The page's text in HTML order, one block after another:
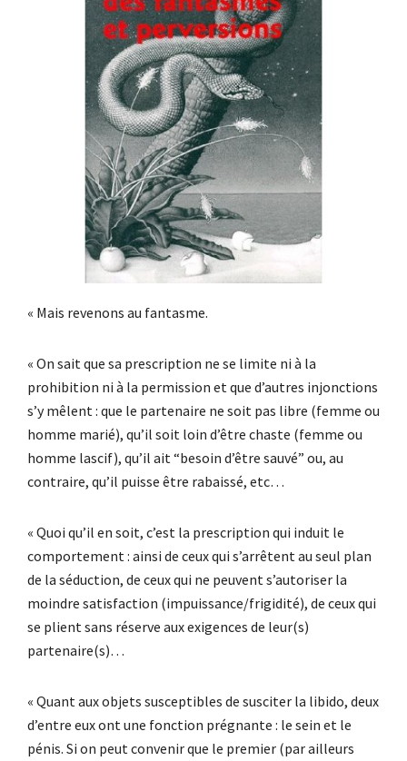
« Mais revenons au fantasme.
« On sait que sa prescription ne se limite ni à la
prohibition ni à la permission et que d’autres injonctions
s’y mêlent : que le partenaire ne soit pas libre (femme ou
homme marié), qu’il soit loin d’être chaste (femme ou
homme lascif), qu’il ait “besoin d’être sauvé” ou, au
contraire, qu’il puisse être rabaissé, etc…
« Quoi qu’il en soit, c’est la prescription qui induit le
comportement : ainsi de ceux qui s’arrêtent au seul plan
de la séduction, de ceux qui ne peuvent s’autoriser la
moindre satisfaction (impuissance/frigidité), de ceux qui
se plient sans réserve aux exigences de leur(s)
partenaire(s)…
« Quant aux objets susceptibles de susciter la libido, deux
d’entre eux ont une fonction prégnante : le sein et le
pénis. Si on peut convenir que le premier (par ailleurs